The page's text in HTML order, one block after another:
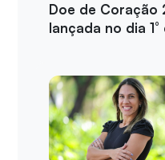
Doe de Coração
lançada no dia